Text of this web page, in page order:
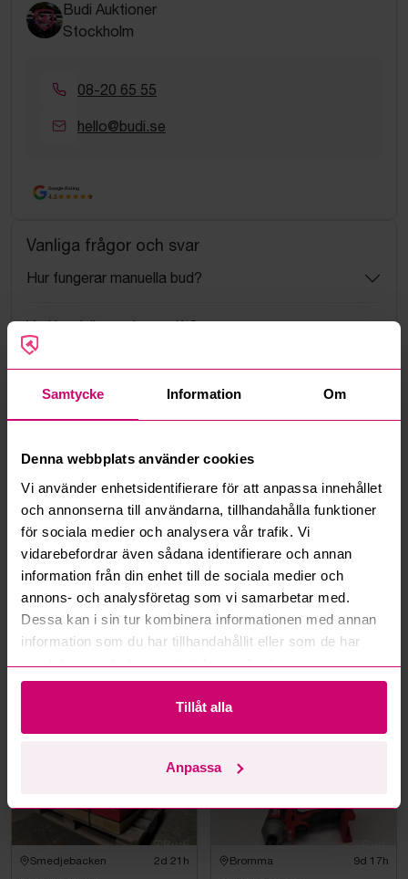
Samtycke Information Om
Denna webbplats använder cookies
Vi använder enhetsidentifierare för att anpassa innehållet
och annonserna till användarna, tillhandahålla funktioner
för sociala medier och analysera vår trafik. Vi
vidarebefordrar även sådana identifierare och annan
information från din enhet till de sociala medier och
annons- och analysföretag som vi samarbetar med.
Dessa kan i sin tur kombinera informationen med annan
information som du har tillhandahållit eller som de har
samlat in när du har använt deras tjänster.
Tillåt alla
Anpassa
Budi Auktioner
Stockholm
08-20 65 55
hello@budi.se
Google Rating
4.5
Vanliga frågor och svar
Hur fungerar manuella bud?
Vad innebär serviceavgift?
Vad är ett reservationspris?
Hur fungerar maxbud?
Hur fungerar budmotorn?
Kan jag ångra ett bud?
Kan ni frakta mina vunna objekt?
Läs fler frågor och svar
Mer från samma kategori
Smedjebacken 2d 21h Bromma 9d 17h